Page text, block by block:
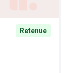
Retenue